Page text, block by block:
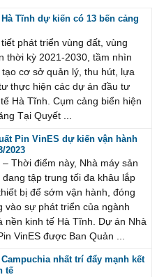
Tĩnh dự kiến có 13 bến cảng
phát triển vùng đất, vùng
thời kỳ 2021-2030, tầm nhìn
cơ sở quản lý, thu hút, lựa
thực hiện các dự án đầu tư
Hà Tĩnh. Cụm cảng biển hiện
Tại Quyết ...
Pin VinES dự kiến vận hành
2023
Thời điểm này, Nhà máy sản
đang tập trung tối đa khâu lắp
bị để sớm vận hành, đóng
vào sự phát triển của ngành
nền kinh tế Hà Tĩnh. Dự án Nhà
VinES được Ban Quản ...
nhất trí đẩy mạnh kết
tế